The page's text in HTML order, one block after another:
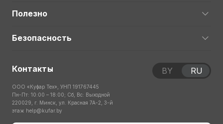
Полезно
Безопасность
Контакты
ООО «Куфар Тех», УНП 191767445
Пн-Пт: 10:00 – 18:00; Сб, Вс: Выходной
220029, г. Минск, ул. Красная 7А-2, 3-й
этаж help@kufar.by
BY RU